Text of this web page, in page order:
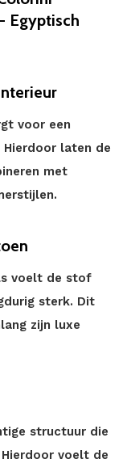
Egyptisch
voor een
laten de
met
voelt de stof
sterk. Dit
zijn luxe
structuur die
voelt de